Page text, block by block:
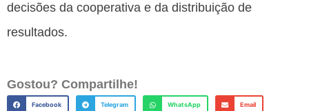
decisões da cooperativa e da distribuição de
resultados.
Gostou? Compartilhe!
Facebook Telegram WhatsApp Email